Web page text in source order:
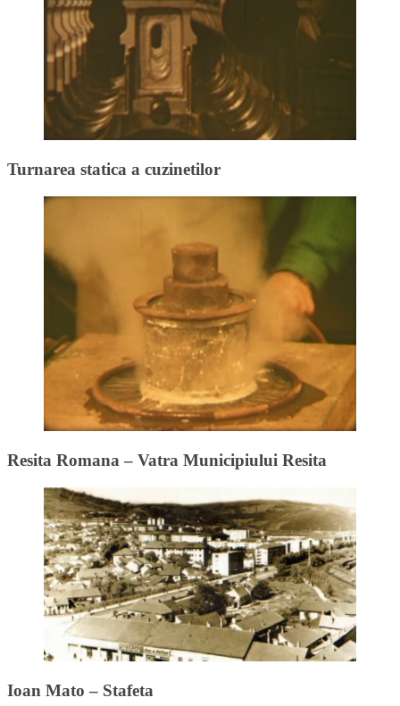
Turnarea statica a cuzinetilor
Resita Romana – Vatra Municipiului Resita
Ioan Mato – Stafeta